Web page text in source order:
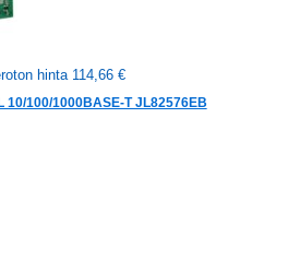
hinta 114,66 €
10/100/1000BASE-T JL82576EB